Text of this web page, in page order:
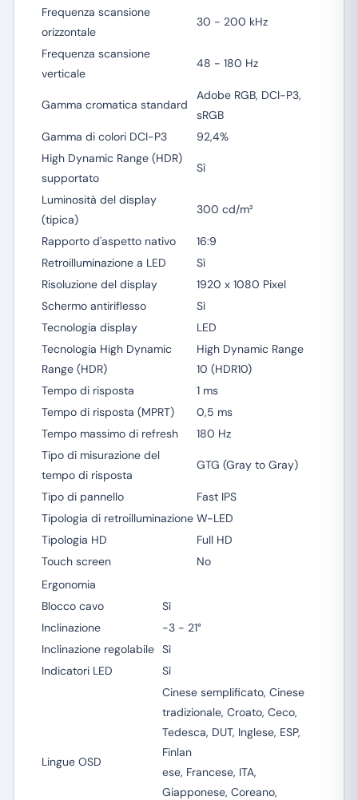
Frequenza scansione
orizzontale
30 - 200 kHz
Frequenza scansione
verticale
48 - 180 Hz
Gamma cromatica standard
Adobe RGB, DCI-P3,
sRGB
Gamma di colori DCI-P3
92,4%
High Dynamic Range (HDR)
supportato
Sì
Luminosità del display
(tipica)
300 cd/m²
Rapporto d'aspetto nativo
16:9
Retroilluminazione a LED
Sì
Risoluzione del display
1920 x 1080 Pixel
Schermo antiriflesso
Sì
Tecnologia display
LED
Tecnologia High Dynamic
Range (HDR)
High Dynamic Range
10 (HDR10)
Tempo di risposta
1 ms
Tempo di risposta (MPRT)
0,5 ms
Tempo massimo di refresh
180 Hz
Tipo di misurazione del
tempo di risposta
GTG (Gray to Gray)
Tipo di pannello
Fast IPS
Tipologia di retroilluminazione W-LED
Tipologia HD
Full HD
Touch screen
No
Ergonomia
Blocco cavo
Sì
Inclinazione
-3 - 21°
Inclinazione regolabile Sì
Indicatori LED
Sì
Lingue OSD
Cinese semplificato, Cinese
tradizionale, Croato, Ceco,
Tedesca, DUT, Inglese, ESP,
Finlan
ese, Francese, ITA,
Giapponese, Coreano,